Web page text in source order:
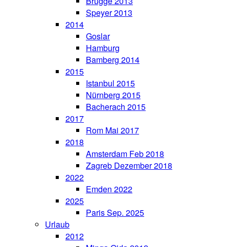
Speyer 2013
2014
Goslar
Hamburg
Bamberg 2014
2015
Istanbul 2015
Nürnberg 2015
Bacherach 2015
2017
Rom Mai 2017
2018
Amsterdam Feb 2018
Zagreb Dezember 2018
2022
Emden 2022
2025
Paris Sep. 2025
Urlaub
2012